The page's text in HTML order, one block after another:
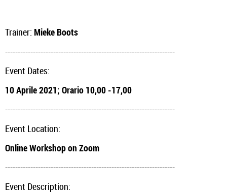
Trainer: Mieke Boots
-------------------------------------------------------------------
Event Dates:
10 Aprile 2021; Orario 10,00 -17,00
-------------------------------------------------------------------
Event Location:
Online Workshop on Zoom
-------------------------------------------------------------------
Event Description: